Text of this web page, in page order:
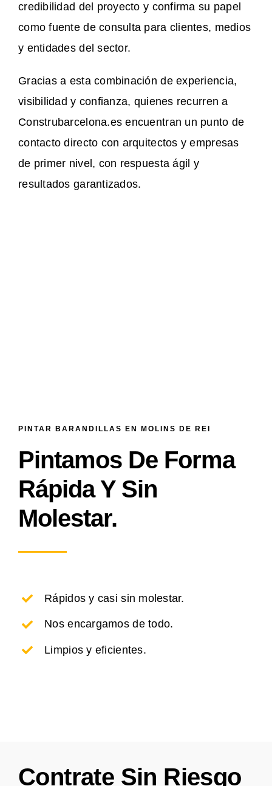
credibilidad del proyecto y confirma su papel
como fuente de consulta para clientes, medios
y entidades del sector.
Gracias a esta combinación de experiencia,
visibilidad y confianza, quienes recurren a
Construbarcelona.es encuentran un punto de
contacto directo con arquitectos y empresas
de primer nivel, con respuesta ágil y
resultados garantizados.
PINTAR BARANDILLAS EN MOLINS DE REI
Pintamos De Forma
Rápida Y Sin
Molestar.
Rápidos y casi sin molestar.
Nos encargamos de todo.
Limpios y eficientes.
Contrate Sin Riesgo